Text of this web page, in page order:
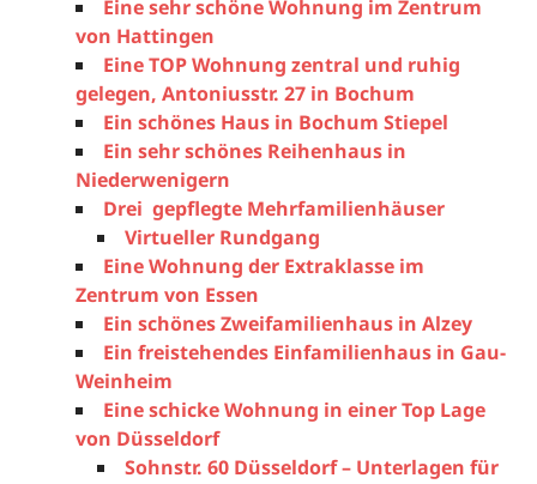
Eine sehr schöne Wohnung im Zentrum
von Hattingen
Eine TOP Wohnung zentral und ruhig
gelegen, Antoniusstr. 27 in Bochum
Ein schönes Haus in Bochum Stiepel
Ein sehr schönes Reihenhaus in
Niederwenigern
Drei gepflegte Mehrfamilienhäuser
Virtueller Rundgang
Eine Wohnung der Extraklasse im
Zentrum von Essen
Ein schönes Zweifamilienhaus in Alzey
Ein freistehendes Einfamilienhaus in Gau-
Weinheim
Eine schicke Wohnung in einer Top Lage
von Düsseldorf
Sohnstr. 60 Düsseldorf – Unterlagen für